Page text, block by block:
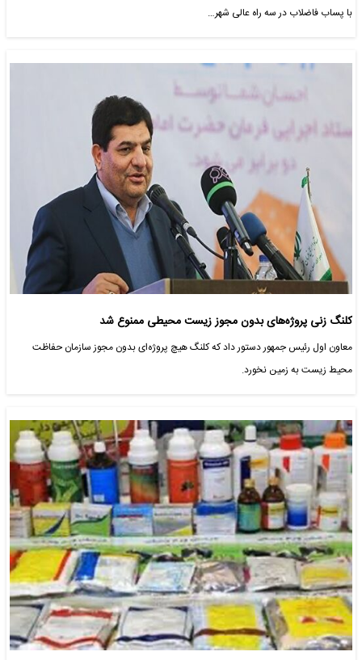
با پساب فاضلاب در سه راه عالی شهر…
کلنگ زنی پروژه‌های بدون مجوز زیست محیطی ممنوع شد
معاون اول رئیس جمهور دستور داد که کلنگ هیچ پروژه‌ای بدون مجوز سازمان حفاظت
محیط زیست به زمین نخورد.